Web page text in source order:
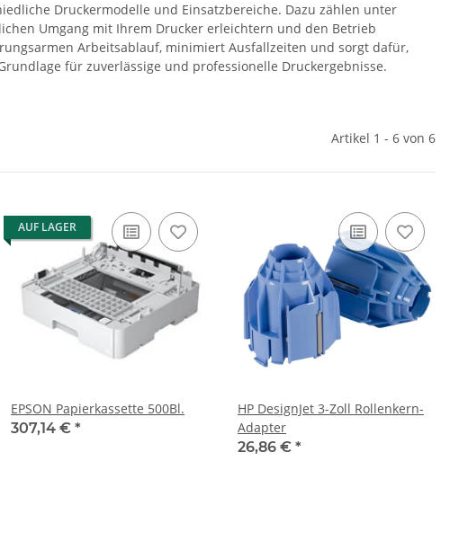
Druckermodelle und Einsatzbereiche. Dazu zählen unter
Umgang mit Ihrem Drucker erleichtern und den Betrieb
Arbeitsablauf, minimiert Ausfallzeiten und sorgt dafür,
für zuverlässige und professionelle Druckergebnisse.
Artikel 1 - 6 von 6
AUF LAGER
EPSON Papierkassette 500Bl.
307,14 € *
HP DesignJet 3-Zoll Rollenkern-
Adapter
26,86 € *